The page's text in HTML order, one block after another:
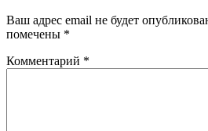
Ваш адрес email не будет
помечены *
Комментарий *